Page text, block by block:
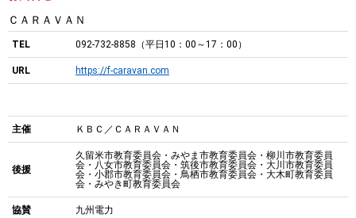
ＣＡＲＡＶＡＮ
TEL 092-732-8858（平日10：00～17：00）
URL https://f-caravan.com
主催 ＫＢＣ／ＣＡＲＡＶＡＮ
後援
久留米市教育委員会・みやま市教育委員会・柳川市教育委員
会・八女市教育委員会・筑後市教育委員会・大川市教育委員
会・小郡市教育委員会・鳥栖市教育委員会・大木町教育委員
会・みやき町教育委員会
協賛 九州電力